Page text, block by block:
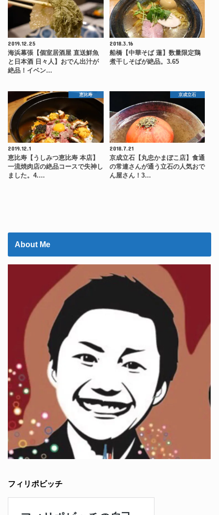
2019.12.25
海浜幕張【個室居酒屋 直送鮮魚
と日本酒 日々人】おでん出汁が
絶品！イベン…
2018.3.16
船橋【中華そば 蓮】数量限定鶏
煮干しそばが絶品。3.65
恵比寿
2019.12.1
恵比寿【うしみつ恵比寿 本店】
一流焼肉店の絶品コースで失神し
ました。4.…
京成立石
2018.7.21
京成立石【丸忠かまぼこ店】食通
の常連さんが通う立石の人気おで
ん屋さん！3…
About Me
フィリポビッチ